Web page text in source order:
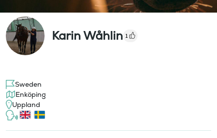
Karin Wåhlin 1
Sweden
Enköping
Uppland